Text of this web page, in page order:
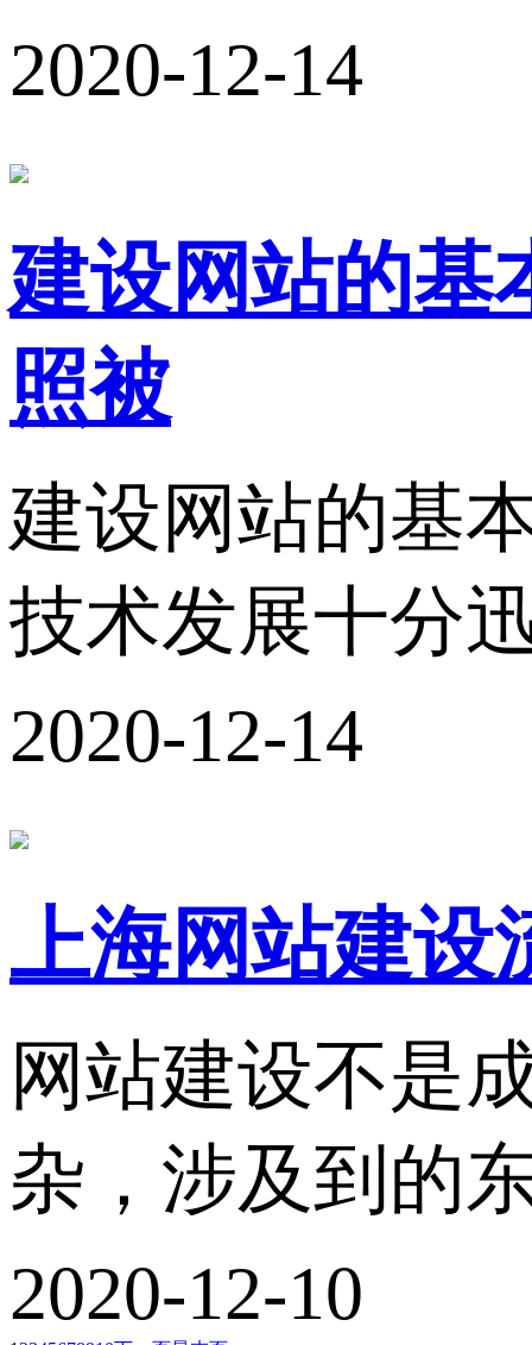
2020-12-14
建设网站的基
照被
建设网站的基
技术发展十分
2020-12-14
上海网站建设
网站建设不是
杂，涉及到的
2020-12-10